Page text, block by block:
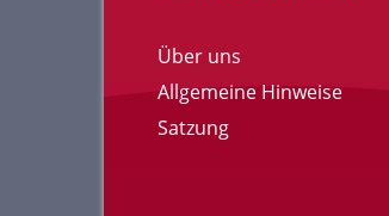
Über uns
Allgemeine Hinweise
Satzung